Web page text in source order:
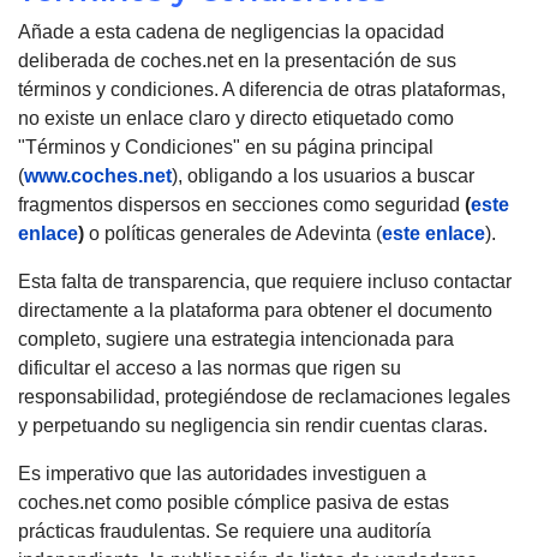
Añade a esta cadena de negligencias la opacidad
deliberada de coches.net en la presentación de sus
términos y condiciones. A diferencia de otras plataformas,
no existe un enlace claro y directo etiquetado como
"Términos y Condiciones" en su página principal
(www.coches.net), obligando a los usuarios a buscar
fragmentos dispersos en secciones como seguridad (este
enlace) o políticas generales de Adevinta (este enlace).
Esta falta de transparencia, que requiere incluso contactar
directamente a la plataforma para obtener el documento
completo, sugiere una estrategia intencionada para
dificultar el acceso a las normas que rigen su
responsabilidad, protegiéndose de reclamaciones legales
y perpetuando su negligencia sin rendir cuentas claras.
Es imperativo que las autoridades investiguen a
coches.net como posible cómplice pasiva de estas
prácticas fraudulentas. Se requiere una auditoría